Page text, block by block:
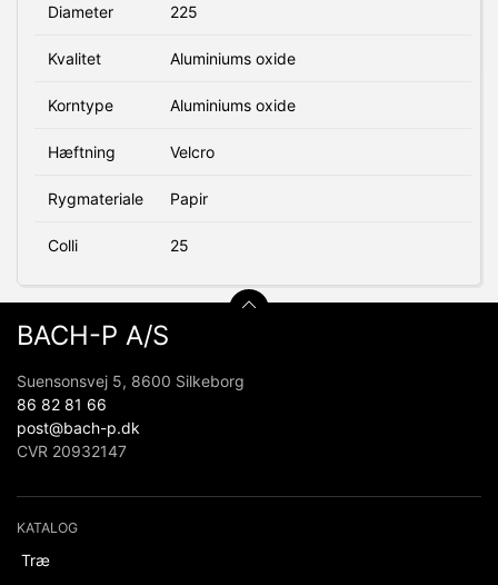
Diameter 225
Kvalitet Aluminiums oxide
Korntype Aluminiums oxide
Hæftning Velcro
Rygmateriale Papir
Colli 25
BACH-P A/S
Suensonsvej 5, 8600 Silkeborg
86 82 81 66
post@bach-p.dk
CVR 20932147
KATALOG
Træ